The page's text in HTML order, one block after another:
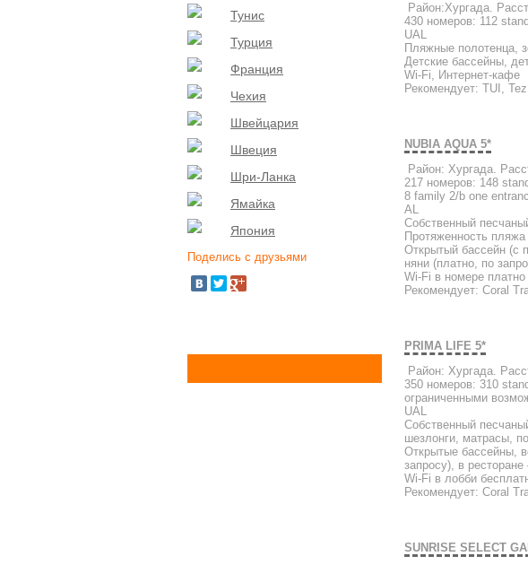
Тунис
Турция
Франция
Чехия
Швейцария
Швеция
Шри-Ланка
Ямайка
Япония
Поделись с друзьями
Район:Хургада.
430 номеров: 112
UAL
Пляжные полотенца,
Детские бассейны,
Wi-Fi, Интернет-кафе
Рекомендует: TUI,
NUBIA AQUA 5*
Район: Хургада.
217 номеров: 148
8 family 2/b one
AL
Собственный
Протяженность
Открытый бассейн (с
няни (платно, по
Wi-Fi в номере платно
Рекомендует: Coral
PRIMA LIFE 5*
Район: Хургада.
350 номеров: 310
ограниченными
UAL
Собственный
шезлонги, матрасы,
Открытые бассейны,
запросу), в
Wi-Fi в лобби
Рекомендует: Coral
SUNRISE SELECT